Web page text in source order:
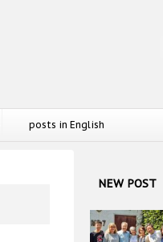
posts in English
NEW POST